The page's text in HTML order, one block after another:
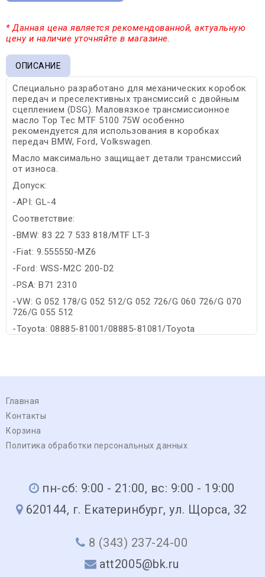
* Данная цена является рекомендованной, актуальную
цену и наличие уточняйте в магазине.
ОПИСАНИЕ
Специально разработано для механических коробок
передач и преселективных трансмиссий с двойным
сцеплением (DSG). Маловязкое трансмиссионное
масло Top Tec MTF 5100 75W особенно
рекомендуется для использования в коробках
передач BMW, Ford, Volkswagen.
Масло максимально защищает детали трансмиссий
от износа.
Допуск:
-API: GL-4
Соответствие:
-BMW: 83 22 7 533 818/MTF LT-3
-Fiat: 9.555550-MZ6
-Ford: WSS-M2C 200-D2
-PSA: B71 2310
-VW: G 052 178/G 052 512/G 052 726/G 060 726/G 070
726/G 055 512
-Toyota: 08885-81001/08885-81081/Toyota
Главная
Контакты
Корзина
Политика обработки персональных данных
пн-сб: 9:00 - 21:00, вс: 9:00 - 19:00
620144, г. Екатеринбург, ул. Щорса, 32
8 (343) 237-24-00
att2005@bk.ru